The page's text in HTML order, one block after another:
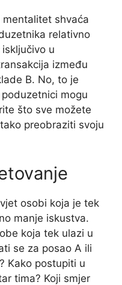
shvaća
relativno
u
između
B. No, to je
mogu
što sve možete
preobraziti svoju
osobi koja je tek
manje iskustva.
koja tek ulazi u
se za posao A ili
Kako postupiti u
tima? Koji smjer